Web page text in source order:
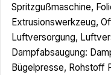
Spritzgußmaschine,
Extrusionswerkzeug,
Luftversorgung,
Dampfabsaugung:
Bügelpresse, Rohstoff